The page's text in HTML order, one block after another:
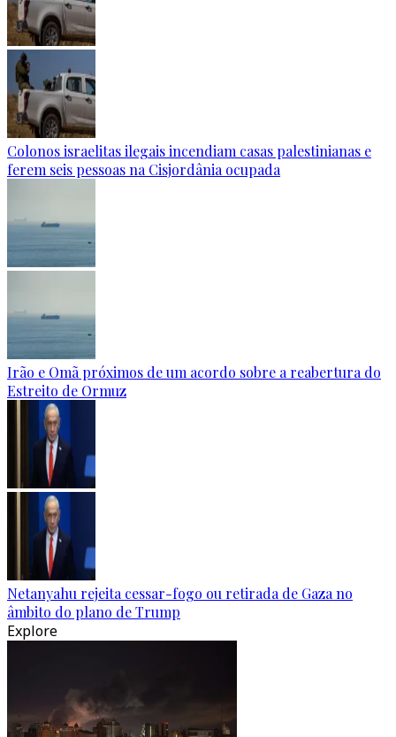
Colonos israelitas ilegais incendiam casas palestinianas e
ferem seis pessoas na Cisjordânia ocupada
Irão e Omã próximos de um acordo sobre a reabertura do
Estreito de Ormuz
Netanyahu rejeita cessar-fogo ou retirada de Gaza no
âmbito do plano de Trump
Explore